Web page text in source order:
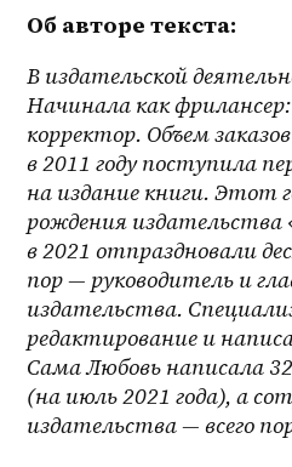
Об авторе текста:
В издательской
Начинала как
корректор. Объем
в 2011 году поступила
на издание книги. Этот
рождения издательства
в 2021 отпраздновали
пор — руководитель и
издательства.
редактирование и
Сама Любовь написала 32
(на июль 2021 года), а
издательства — всего